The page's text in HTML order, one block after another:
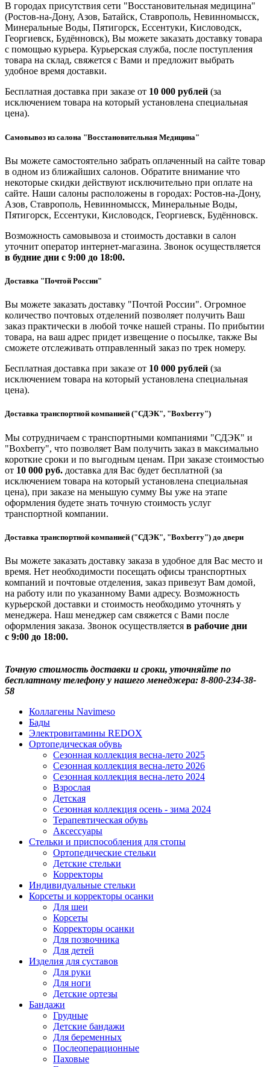
В городах присутствия сети "Восстановительная медицина"
(Ростов-на-Дону, Азов, Батайск, Ставрополь, Невинномысск,
Минеральные Воды, Пятигорск, Ессентуки, Кисловодск,
Георгиевск, Будённовск), Вы можете заказать доставку товара
с помощью курьера. Курьерская служба, после поступления
товара на склад, свяжется с Вами и предложит выбрать
удобное время доставки.
Бесплатная доставка при заказе от 10 000 рублей (за
исключением товара на который установлена специальная
цена).
Самовывоз из салона "Восстановительная Медицина"
Вы можете самостоятельно забрать оплаченный на сайте товар
в одном из ближайших салонов. Обратите внимание что
некоторые скидки действуют исключительно при оплате на
сайте. Наши салоны расположены в городах: Ростов-на-Дону,
Азов, Ставрополь, Невинномысск, Минеральные Воды,
Пятигорск, Ессентуки, Кисловодск, Георгиевск, Будённовск.
Возможность самовывоза и стоимость доставки в салон
уточнит оператор интернет-магазина. Звонок осуществляется
в будние дни с 9:00 до 18:00.
Доставка "Почтой России"
Вы можете заказать доставку "Почтой России". Огромное
количество почтовых отделений позволяет получить Ваш
заказ практически в любой точке нашей страны. По прибытии
товара, на ваш адрес придет извещение о посылке, также Вы
сможете отслеживать отправленный заказ по трек номеру.
Бесплатная доставка при заказе от 10 000 рублей (за
исключением товара на который установлена специальная
цена).
Доставка транспортной компанией ("СДЭК", "Boxberry")
Мы сотрудничаем с транспортными компаниями "СДЭК" и
"Boxberry", что позволяет Вам получить заказ в максимально
короткие сроки и по выгодным ценам. При заказе стоимостью
от 10 000 руб. доставка для Вас будет бесплатной (за
исключением товара на который установлена специальная
цена), при заказе на меньшую сумму Вы уже на этапе
оформления будете знать точную стоимость услуг
транспортной компании.
Доставка транспортной компанией ("СДЭК", "Boxberry") до двери
Вы можете заказать доставку заказа в удобное для Вас место и
время. Нет необходимости посещать офисы транспортных
компаний и почтовые отделения, заказ привезут Вам домой,
на работу или по указанному Вами адресу. Возможность
курьерской доставки и стоимость необходимо уточнять у
менеджера. Наш менеджер сам свяжется с Вами после
оформления заказа. Звонок осуществляется в рабочие дни
с 9:00 до 18:00.
Точную стоимость доставки и сроки, уточняйте по
бесплатному телефону у нашего менеджера: 8-800-234-38-
58
Коллагены Navimeso
Бады
Электровитамины REDOX
Ортопедическая обувь
Сезонная коллекция весна-лето 2025
Сезонная коллекция весна-лето 2026
Сезонная коллекция весна-лето 2024
Взрослая
Детская
Сезонная коллекция осень - зима 2024
Терапевтическая обувь
Аксессуары
Стельки и приспособления для стопы
Ортопедические стельки
Детские стельки
Корректоры
Индивидуальные стельки
Корсеты и корректоры осанки
Для шеи
Корсеты
Корректоры осанки
Для позвочника
Для детей
Изделия для суставов
Для руки
Для ноги
Детские ортезы
Бандажи
Грудные
Детские бандажи
Для беременных
Послеоперационные
Паховые